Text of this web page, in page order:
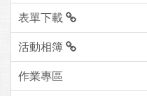
表單下載
活動相簿
作業專區